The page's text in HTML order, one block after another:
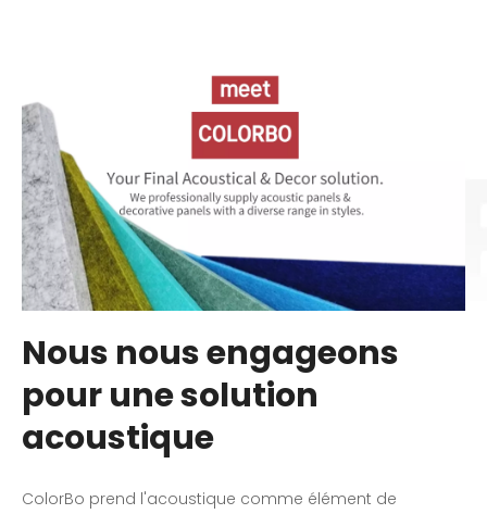
Nous nous engageons
pour une solution
acoustique
ColorBo prend l'acoustique comme élément de